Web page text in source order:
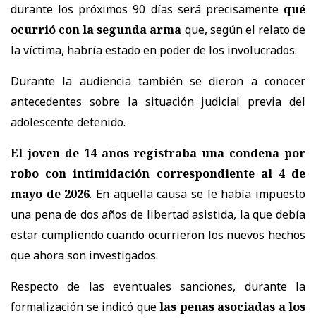
durante los próximos 90 días será precisamentequé
ocurrió con la segunda arma que, según el relato de
la víctima, habría estado en poder de los involucrados.
Durante la audiencia también se dieron a conocer
antecedentes sobre la situación judicial previa del
adolescente detenido.
El joven de 14 años registraba una condena por
robo con intimidación correspondiente al 4 de
mayo de 2026. En aquella causa se le había impuesto
una pena de dos años de libertad asistida, la que debía
estar cumpliendo cuando ocurrieron los nuevos hechos
que ahora son investigados.
Respecto de las eventuales sanciones, durante la
formalización se indicó quelas penas asociadas a los